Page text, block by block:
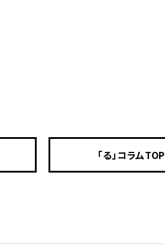
「る」コラムTOP